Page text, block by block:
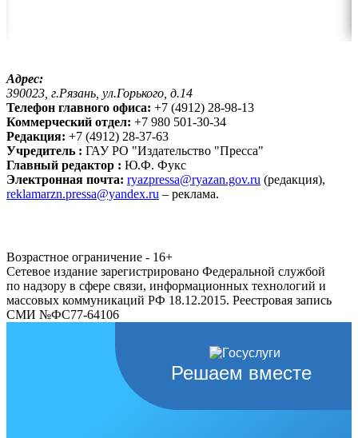
Адрес:
390023, г.Рязань, ул.Горького, д.14
Телефон главного офиса: +7 (4912) 28-98-13
Коммерческий отдел: +7 980 501-30-34
Редакция: +7 (4912) 28-37-63
Учредитель : ГАУ РО "Издательство "Пресса"
Главный редактор : Ю.Ф. Фукс
Электронная почта: ryazpressa@ryazan.gov.ru (редакция),
reklamarzn.pressa@yandex.ru – реклама.
Возрастное ограничение - 16+
Сетевое издание зарегистрировано Федеральной службой
по надзору в сфере связи, информационных технологий и
массовых коммуникаций РФ 18.12.2015. Реестровая запись
СМИ №ФС77-64106
Решаем вместе